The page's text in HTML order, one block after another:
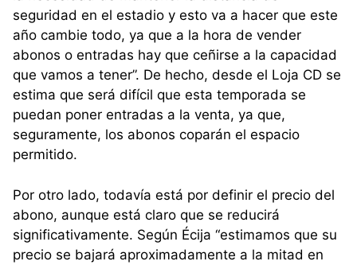
seguridad en el estadio y esto va a hacer que este
año cambie todo, ya que a la hora de vender
abonos o entradas hay que ceñirse a la capacidad
que vamos a tener”. De hecho, desde el Loja CD se
estima que será difícil que esta temporada se
puedan poner entradas a la venta, ya que,
seguramente, los abonos coparán el espacio
permitido.
Por otro lado, todavía está por definir el precio del
abono, aunque está claro que se reducirá
significativamente. Según Écija “estimamos que su
precio se bajará aproximadamente a la mitad en